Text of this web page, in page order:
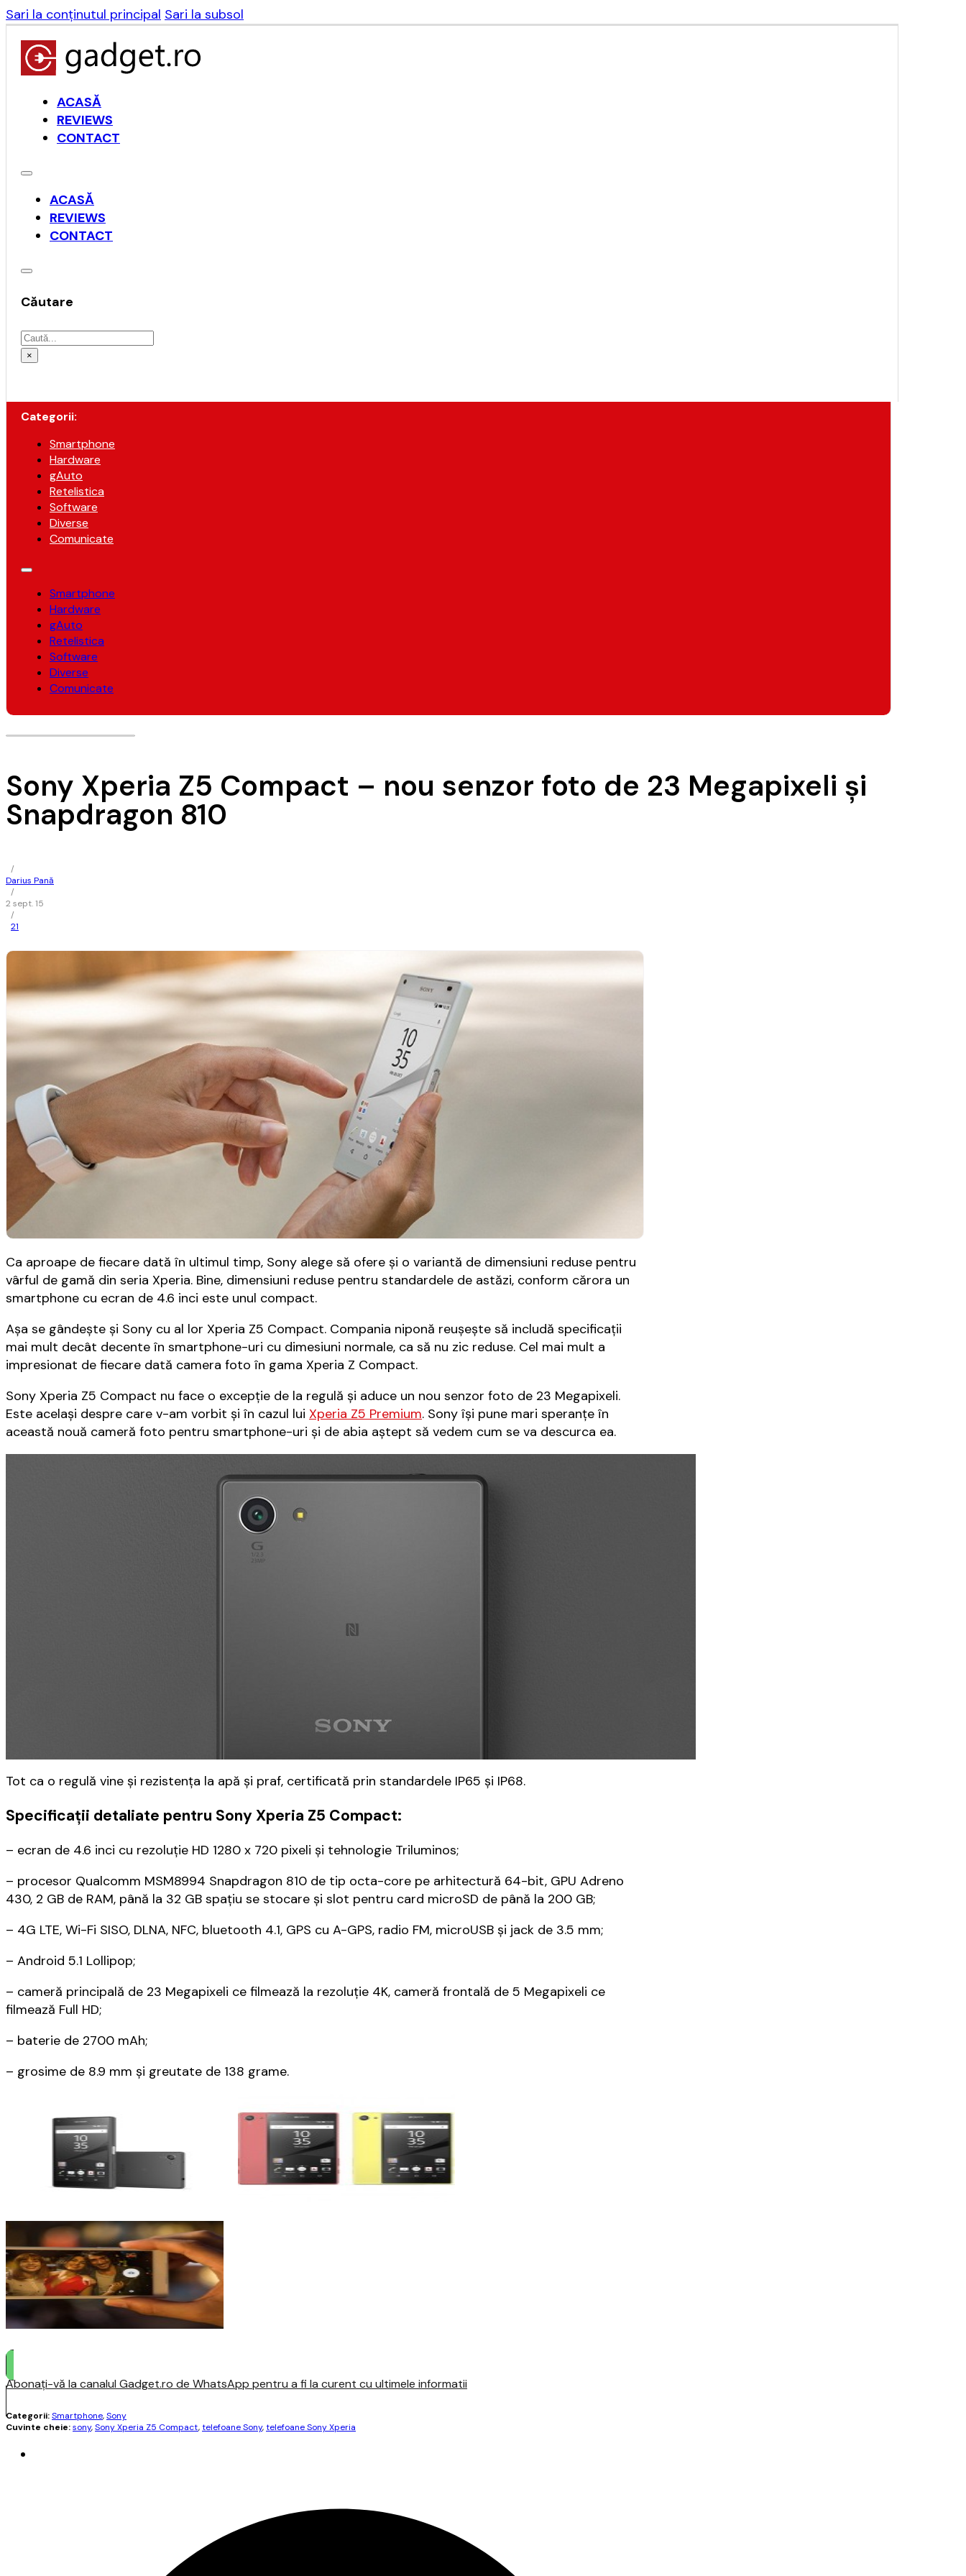
Sari la conținutul principal Sari la subsol
ACASĂ
REVIEWS
CONTACT
ACASĂ
REVIEWS
CONTACT
Căutare
Caută
×
Categorii:
Smartphone
Hardware
gAuto
Retelistica
Software
Diverse
Comunicate
Smartphone
Hardware
gAuto
Retelistica
Software
Diverse
Comunicate
Sony Xperia Z5 Compact – nou senzor foto de 23 Megapixeli și
Snapdragon 810
/
Darius Pană
/
2 sept. 15
/
21
Ca aproape de fiecare dată în ultimul timp, Sony alege să ofere și o variantă de dimensiuni reduse pentru
vârful de gamă din seria Xperia. Bine, dimensiuni reduse pentru standardele de astăzi, conform cărora un
smartphone cu ecran de 4.6 inci este unul compact.
Așa se gândește și Sony cu al lor Xperia Z5 Compact. Compania niponă reușește să includă specificații
mai mult decât decente în smartphone-uri cu dimesiuni normale, ca să nu zic reduse. Cel mai mult a
impresionat de fiecare dată camera foto în gama Xperia Z Compact.
Sony Xperia Z5 Compact nu face o excepție de la regulă și aduce un nou senzor foto de 23 Megapixeli.
Este același despre care v-am vorbit și în cazul lui Xperia Z5 Premium. Sony își pune mari speranțe în
această nouă cameră foto pentru smartphone-uri și de abia aștept să vedem cum se va descurca ea.
Tot ca o regulă vine și rezistența la apă și praf, certificată prin standardele IP65 și IP68.
Specificații detaliate pentru Sony Xperia Z5 Compact:
– ecran de 4.6 inci cu rezoluție HD 1280 x 720 pixeli și tehnologie Triluminos;
– procesor Qualcomm MSM8994 Snapdragon 810 de tip octa-core pe arhitectură 64-bit, GPU Adreno
430, 2 GB de RAM, până la 32 GB spațiu se stocare și slot pentru card microSD de până la 200 GB;
– 4G LTE, Wi-Fi SISO, DLNA, NFC, bluetooth 4.1, GPS cu A-GPS, radio FM, microUSB și jack de 3.5 mm;
– Android 5.1 Lollipop;
– cameră principală de 23 Megapixeli ce filmează la rezoluție 4K, cameră frontală de 5 Megapixeli ce
filmează Full HD;
– baterie de 2700 mAh;
– grosime de 8.9 mm și greutate de 138 grame.
Abonați-vă la canalul Gadget.ro de WhatsApp pentru a fi la curent cu ultimele informatii
Categorii:Smartphone,Sony
Cuvinte cheie:sony,Sony Xperia Z5 Compact,telefoane Sony,telefoane Sony Xperia